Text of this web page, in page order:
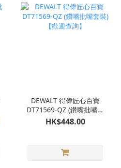
DEWALT 得偉匠心百寶
DT71569-QZ (鑽嘴批嘴套
裝)【歡迎查詢】
HK$448.00